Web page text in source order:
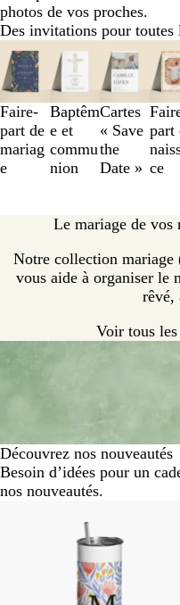
photos de vos proches.
Des invitations pour toutes
Faire-
part de
mariag
e
Baptêm
e et
commu
nion
Cartes
« Save
the
Date »
part
ce
Diapositives
1
à
3
sur
8
Le mariage de vos
Notre collection
vous aide à organiser le
rêvé,
Voir tous
Découvrez nos nouveautés
Besoin d’idées pour un
nos nouveautés.